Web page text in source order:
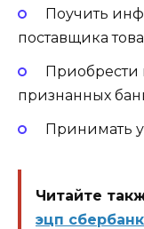
Поучить
поставщика
Приобрести
признанных
Принимать
Читайте
эцп